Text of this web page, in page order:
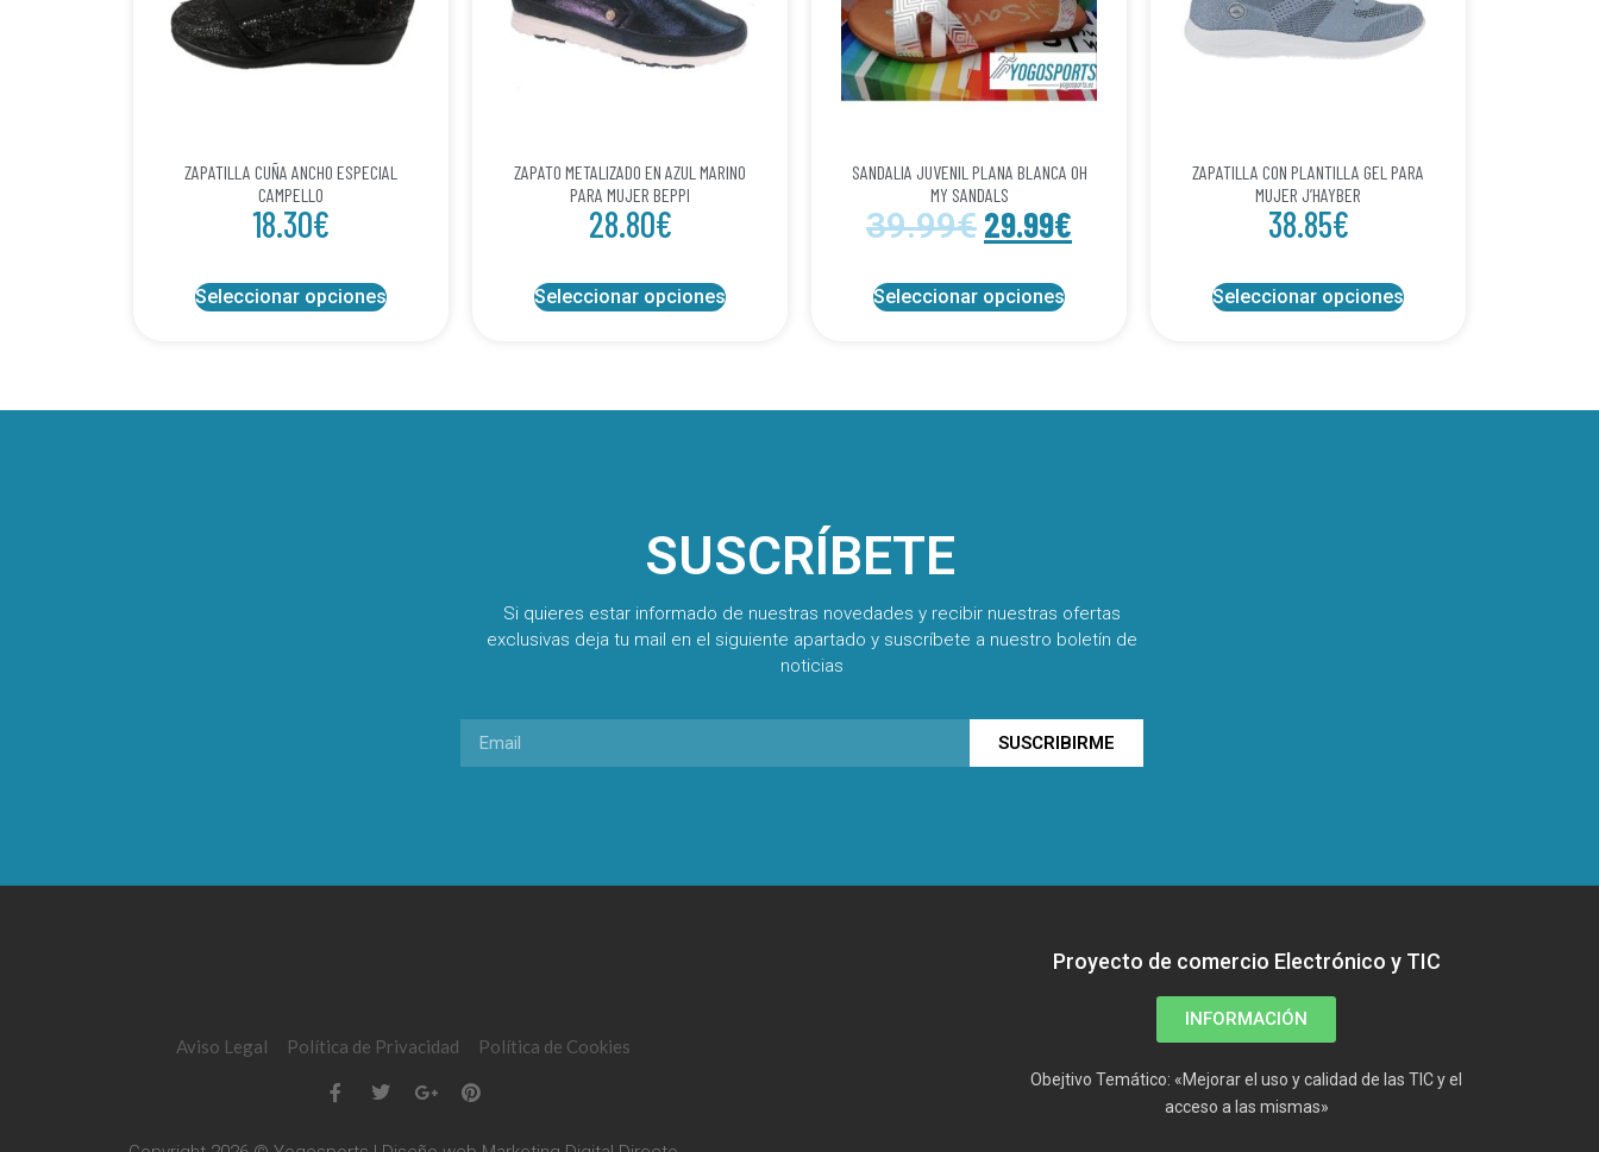
ZAPATILLA CUÑA ANCHO ESPECIAL
CAMPELLO
18.30€
Seleccionar opciones
ZAPATO METALIZADO EN AZUL MARINO
PARA MUJER BEPPI
28.80€
Seleccionar opciones
SANDALIA JUVENIL PLANA BLANCA OH
MY SANDALS
39.99€ 29.99€
Seleccionar opciones
ZAPATILLA CON PLANTILLA GEL PARA
MUJER J’HAYBER
38.85€
Seleccionar opciones
SUSCRÍBETE
Si quieres estar informado de nuestras novedades y recibir nuestras ofertas
exclusivas deja tu mail en el siguiente apartado y suscríbete a nuestro boletín de
noticias
SUSCRIBIRME
Aviso Legal Política de Privacidad Política de Cookies
Proyecto de comercio Electrónico y TIC
INFORMACIÓN
Obejtivo Temático: «Mejorar el uso y calidad de las TIC y el
acceso a las mismas»